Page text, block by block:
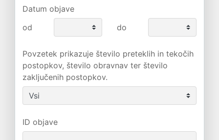
Datum objave
od
do
Povzetek prikazuje število preteklih in tekočih
postopkov, število obravnav ter število
zaključenih postopkov.
ID objave